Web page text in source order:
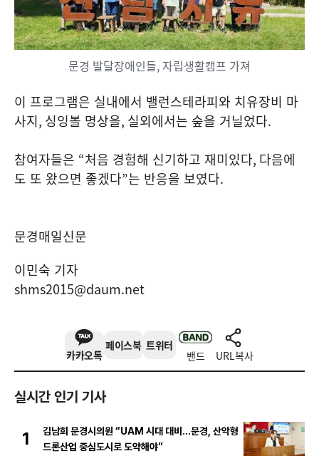
문경 발달장애인들, 자립생활캠프 가져
이 프로그램은 실내에서 밸런스테라피와 치유장비 마
사지, 싱잉볼 명상을, 실외에서는 숲을 거닐었다.
참여자들은 “처음 경험해 신기하고 재미있다, 다음에
도 또 왔으면 좋겠다”는 반응을 보였다.
문경매일신문
이민숙 기자
shms2015@daum.net
카카오톡
페이스북 트위터
밴드 URL복사
실시간 인기 기사
1
김남희 문경시의원 “UAM 시대 대비…문경, 산악형
드론산업 중심도시로 도약해야”